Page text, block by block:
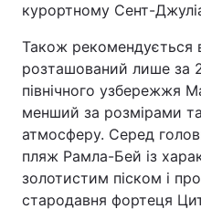
курортному Сент-
Також рекомендується
розташований лише за
північного узбережжя
менший за розмірами
атмосферу. Серед
пляж Рамла-Бей із
золотистим піском і
стародавня фортеця